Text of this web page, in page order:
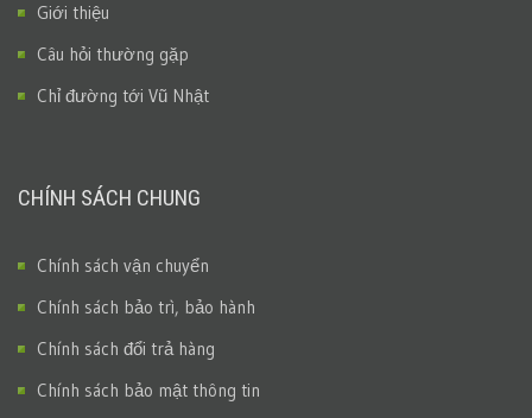
Giới thiệu
Câu hỏi thường gặp
Chỉ đường tới Vũ Nhật
CHÍNH SÁCH CHUNG
Chính sách vận chuyển
Chính sách bảo trì, bảo hành
Chính sách đổi trả hàng
Chính sách bảo mật thông tin